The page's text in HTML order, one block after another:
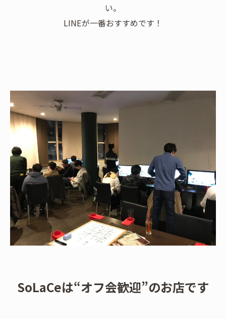
い。
LINEが一番おすすめです！
SoLaCeは“オフ会歓迎”のお店です